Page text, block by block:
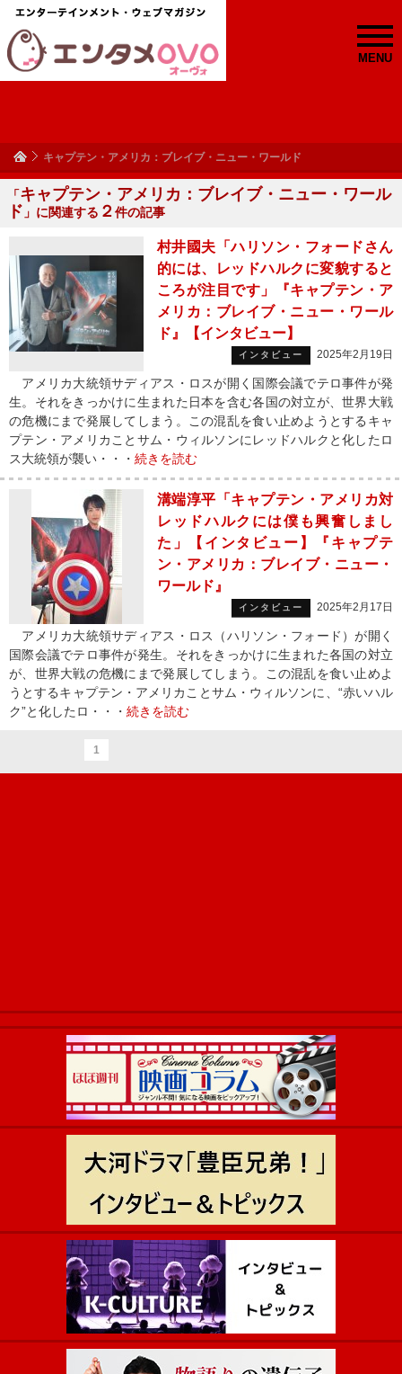
MENU
キャプテン・アメリカ：ブレイブ・ニュー・ワールド
「キャプテン・アメリカ：ブレイブ・ニュー・ワール
ド 」に関連する ２件の記事
村井國夫「ハリソン・フォードさん
的には、レッドハルクに変貌すると
ころが注目です」『キャプテン・ア
メリカ：ブレイブ・ニュー・ワール
ド』【インタビュー】
インタビュー 2025年2月19日
アメリカ大統領サディアス・ロスが開く国際会議でテロ事件が発
生。それをきっかけに生まれた日本を含む各国の対立が、世界大戦
の危機にまで発展してしまう。この混乱を食い止めようとするキャ
プテン・アメリカことサム・ウィルソンにレッドハルクと化したロ
ス大統領が襲い・・・ 続きを読む
溝端淳平「キャプテン・アメリカ対
レッドハルクには僕も興奮しまし
た」【インタビュー】『キャプテ
ン・アメリカ：ブレイブ・ニュー・
ワールド』
インタビュー 2025年2月17日
アメリカ大統領サディアス・ロス（ハリソン・フォード）が開く
国際会議でテロ事件が発生。それをきっかけに生まれた各国の対立
が、世界大戦の危機にまで発展してしまう。この混乱を食い止めよ
うとするキャプテン・アメリカことサム・ウィルソンに、“赤いハル
ク”と化したロ・・・ 続きを読む
1